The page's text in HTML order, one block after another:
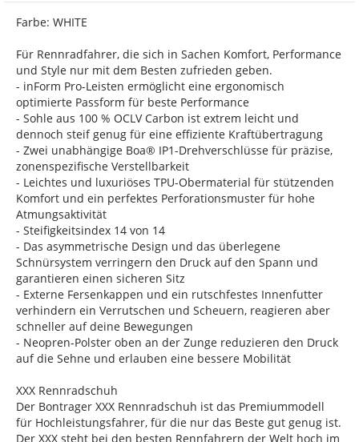
Farbe: WHITE
Für Rennradfahrer, die sich in Sachen Komfort, Performance
und Style nur mit dem Besten zufrieden geben.
- inForm Pro-Leisten ermöglicht eine ergonomisch
optimierte Passform für beste Performance
- Sohle aus 100 % OCLV Carbon ist extrem leicht und
dennoch steif genug für eine effiziente Kraftübertragung
- Zwei unabhängige Boa® IP1-Drehverschlüsse für präzise,
zonenspezifische Verstellbarkeit
- Leichtes und luxuriöses TPU-Obermaterial für stützenden
Komfort und ein perfektes Perforationsmuster für hohe
Atmungsaktivität
- Steifigkeitsindex 14 von 14
- Das asymmetrische Design und das überlegene
Schnürsystem verringern den Druck auf den Spann und
garantieren einen sicheren Sitz
- Externe Fersenkappen und ein rutschfestes Innenfutter
verhindern ein Verrutschen und Scheuern, reagieren aber
schneller auf deine Bewegungen
- Neopren-Polster oben an der Zunge reduzieren den Druck
auf die Sehne und erlauben eine bessere Mobilität
XXX Rennradschuh
Der Bontrager XXX Rennradschuh ist das Premiummodell
für Hochleistungsfahrer, für die nur das Beste gut genug ist.
Der XXX steht bei den besten Rennfahrern der Welt hoch im